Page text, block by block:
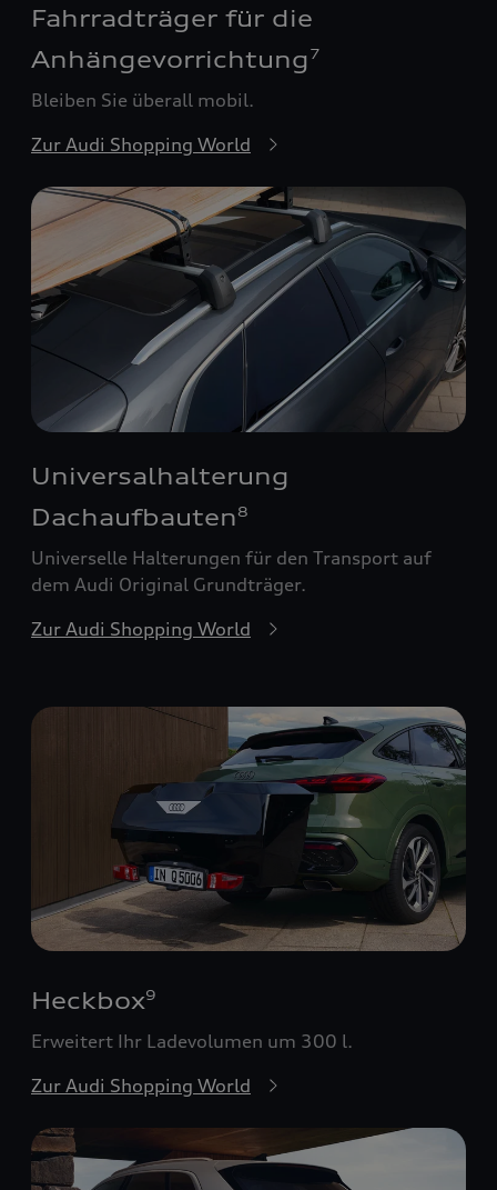
Fahrradträger für die
Anhängevorrichtung 7
Bleiben Sie überall mobil.
Zur Audi Shopping World
Universalhalterung
Dachaufbauten8
Universelle Halterungen für den Transport auf
dem Audi Original Grundträger.
Zur Audi Shopping World
Heckbox9
Erweitert Ihr Ladevolumen um 300 l.
Zur Audi Shopping World